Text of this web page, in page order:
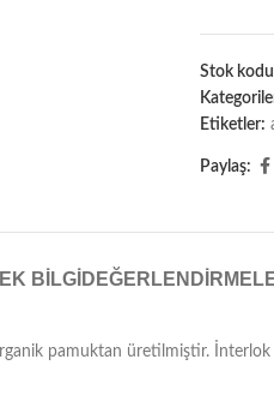
Stok
Etiketler:
Paylaş:
EK BILGI
organik pamuktan üretilmiştir.